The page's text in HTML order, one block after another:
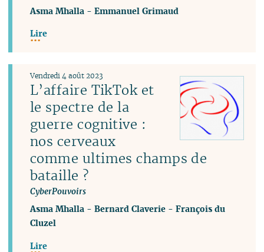
Asma Mhalla -Emmanuel Grimaud
Lire
L’affaire TikTok et
le spectre de la
guerre cognitive :
nos cerveaux
comme ultimes champs de
bataille ?
CyberPouvoirs
Vendredi 4 août 2023
Asma Mhalla -Bernard Claverie -François du
Cluzel
Lire